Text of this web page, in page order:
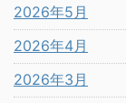
2026年5月
2026年4月
2026年3月